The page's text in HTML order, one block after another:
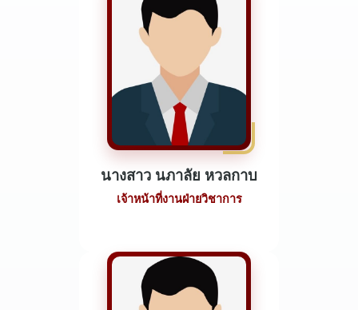
นางสาว นภาลัย หวลกาบ
เจ้าหน้าที่งานฝ่ายวิชาการ